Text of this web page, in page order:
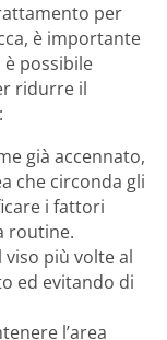
per
è importante
possibile
ridurre il
già accennato,
che circonda gli
i fattori
routine.
viso più volte al
ed evitando di
l’area